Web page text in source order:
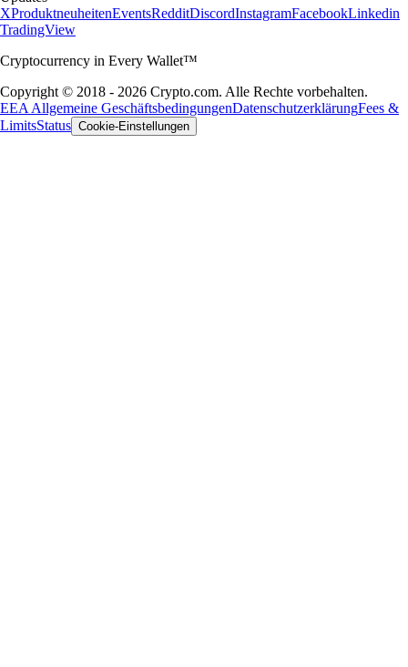
XProduktneuheitenEventsRedditDiscordInstagramFacebookLinkedin
TradingView
Cryptocurrency in Every Wallet™
Copyright © 2018 - 2026 Crypto.com. Alle Rechte vorbehalten.
EEA Allgemeine GeschäftsbedingungenDatenschutzerklärungFees &
LimitsStatus Cookie-Einstellungen